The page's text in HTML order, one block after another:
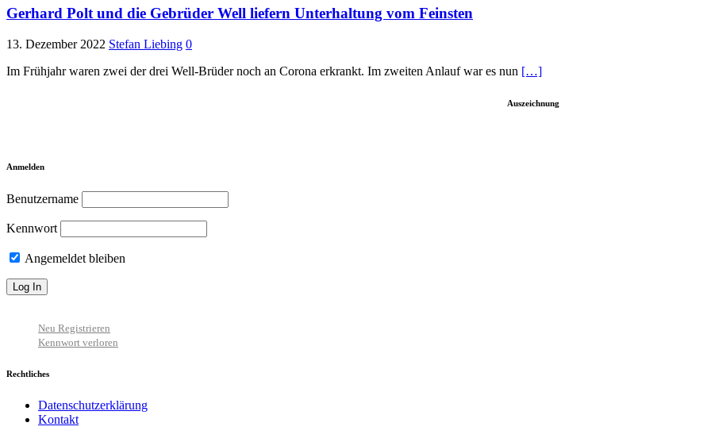
Gerhard Polt und die Gebrüder Well liefern Unterhaltung vom Feinsten
13. Dezember 2022 Stefan Liebing 0
Im Frühjahr waren zwei der drei Well-Brüder noch an Corona erkrankt. Im zweiten Anlauf war es nun […]
Auszeichnung
Anmelden
Benutzername
Kennwort
Angemeldet bleiben
Neu Registrieren
Kennwort verloren
Rechtliches
Datenschutzerklärung
Kontakt